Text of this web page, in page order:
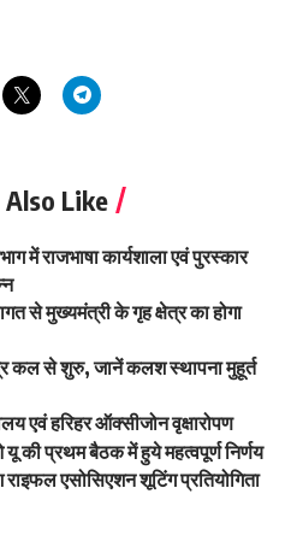
Like
में राजभाषा कार्यशाला एवं पुरस्कार
से मुख्यमंत्री के गृह क्षेत्र का होगा
कल से शुरु, जानें कलश स्थापना मुहूर्त
एवं हरिहर ऑक्सीजोन वृक्षारोपण
की प्रथम बैठक में हुये महत्वपूर्ण निर्णय
एसोसिएशन शूटिंग प्रतियोगिता